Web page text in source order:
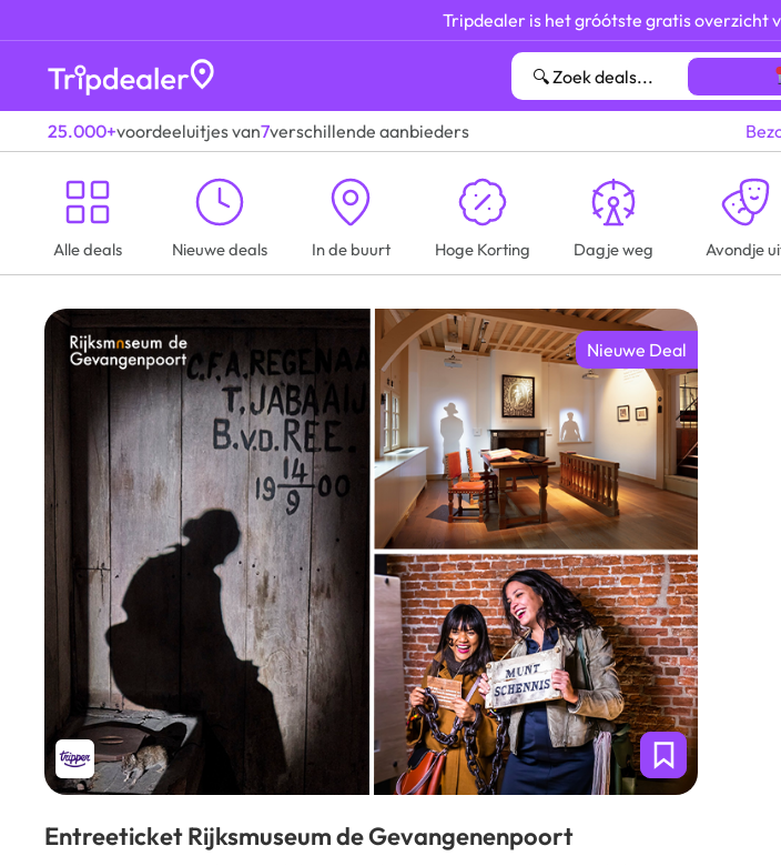
Tripdealer is het gróótste gratis overzicht
25.000+voordeeluitjes van7verschillende aanbieders
Alle deals Nieuwe deals In de buurt Hoge Korting Dagje weg Avondje
Nieuwe Deal
Entreeticket Rijksmuseum de Gevangenenpoort